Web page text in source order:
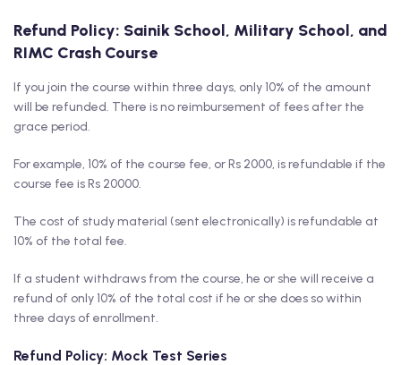
Refund Policy: Sainik School, Military School, and
RIMC Crash Course
If you join the course within three days, only 10% of the amount
will be refunded. There is no reimbursement of fees after the
grace period.
For example, 10% of the course fee, or Rs 2000, is refundable if the
course fee is Rs 20000.
The cost of study material (sent electronically) is refundable at
10% of the total fee.
If a student withdraws from the course, he or she will receive a
refund of only 10% of the total cost if he or she does so within
three days of enrollment.
Refund Policy: Mock Test Series